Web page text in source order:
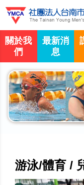
關於我
們
最新消
息
游泳/體育 /